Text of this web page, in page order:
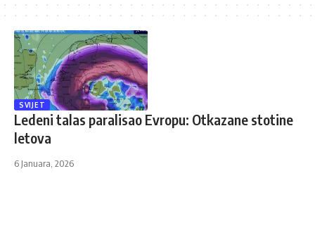
SVIJET
Ledeni talas paralisao Evropu: Otkazane stotine
letova
6 Januara, 2026